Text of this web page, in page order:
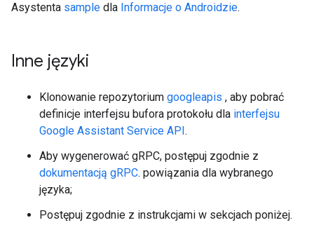
Asystenta sample dla Informacje o Androidzie.
Inne języki
Klonowanie repozytorium googleapis , aby pobrać
definicje interfejsu bufora protokołu dla interfejsu
Google Assistant Service API.
Aby wygenerować gRPC, postępuj zgodnie z
dokumentacją gRPC. powiązania dla wybranego
języka;
Postępuj zgodnie z instrukcjami w sekcjach poniżej.